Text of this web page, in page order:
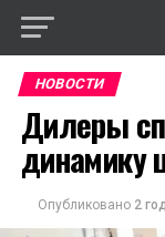
НОВОСТИ
Дилеры
динамику
Опубликовано 2